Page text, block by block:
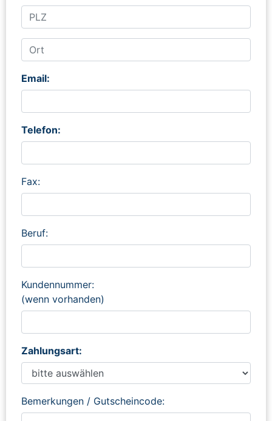
Email:
Telefon:
Fax:
Beruf:
Kundennummer:
(wenn vorhanden)
Zahlungsart:
Bemerkungen / Gutscheincode: